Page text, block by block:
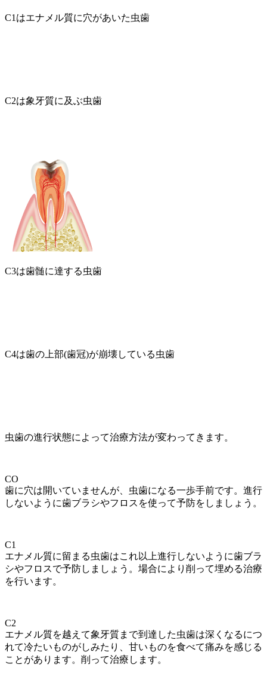
C1はエナメル質に穴があいた虫歯
C2は象牙質に及ぶ虫歯
C3は歯髄に達する虫歯
C4は歯の上部(歯冠)が崩壊している虫歯
虫歯の進行状態によって治療方法が変わってきます。
CO
歯に穴は開いていませんが、虫歯になる一歩手前です。進行
しないように歯ブラシやフロスを使って予防をしましょう。
C1
エナメル質に留まる虫歯はこれ以上進行しないように歯ブラ
シやフロスで予防しましょう。場合により削って埋める治療
を行います。
C2
エナメル質を越えて象牙質まで到達した虫歯は深くなるにつ
れて冷たいものがしみたり、甘いものを食べて痛みを感じる
ことがあります。削って治療します。